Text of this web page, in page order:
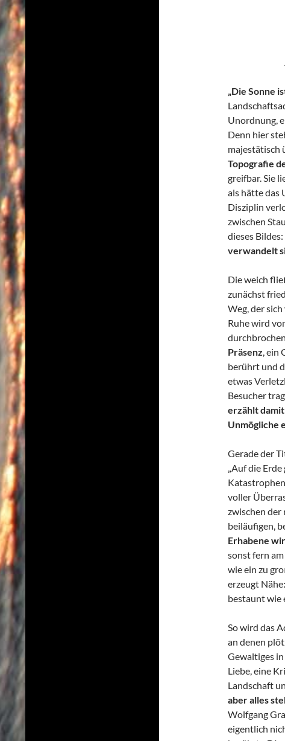
„Die Sonne
Unordnung,
Denn hier
majestätisch
Topografie
greifbar. Sie
als hätte das
Disziplin
zwischen
dieses Bildes:
verwandelt
Die weich
zunächst
Weg, der
Ruhe wird
Präsenz ,
berührt und
etwas
Besucher
erzählt
Unmögliche
Gerade der
„Auf die
voller
zwischen der
beiläufigen,
Erhabene
sonst fern
wie ein zu
erzeugt
bestaunt wie
So wird das
an denen
Gewaltiges
Liebe, eine
Landschaft
aber alles
Wolfgang
eigentlich